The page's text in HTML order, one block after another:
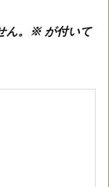
。 ※が付いて